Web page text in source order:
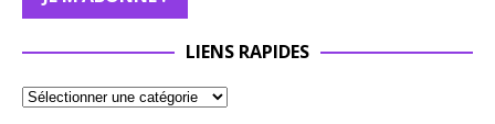
LIENS RAPIDES